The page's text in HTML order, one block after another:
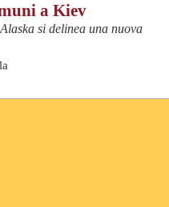
a Kiev
si delinea una nuova